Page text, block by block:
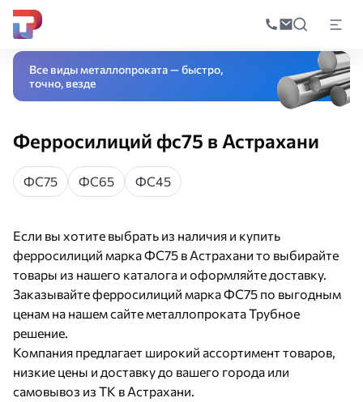
по
Главная Ферросплавы
Все виды металлопроката — быстро,
точно, везде
Ферросилиций фс75 в Астрахани
ФС75 ФС65 ФС45
Если вы хотите выбрать из наличия и купить
ферросилиций марка ФС75 в Астрахани то выбирайте
товары из нашего каталога и оформляйте доставку.
Заказывайте ферросилиций марка ФС75 по выгодным
ценам на нашем сайте металлопроката Трубное
решение.
Компания предлагает широкий ассортимент товаров,
низкие цены и доставку до вашего города или
самовывоз из ТК в Астрахани.